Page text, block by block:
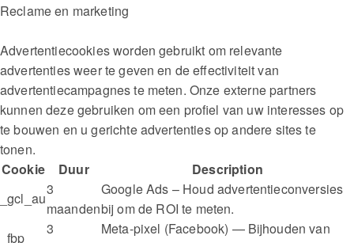
Reclame en marketing
Advertentiecookies worden gebruikt om relevante
advertenties weer te geven en de effectiviteit van
advertentiecampagnes te meten. Onze externe partners
kunnen deze gebruiken om een ​​profiel van uw interesses op
te bouwen en u gerichte advertenties op andere sites te
tonen.
Cookie
Duur
Description
_gcl_au
3
maanden
Google Ads – Houd advertentieconversies
bij om de ROI te meten.
_fbp
3
Meta-pixel (Facebook) — Bijhouden van